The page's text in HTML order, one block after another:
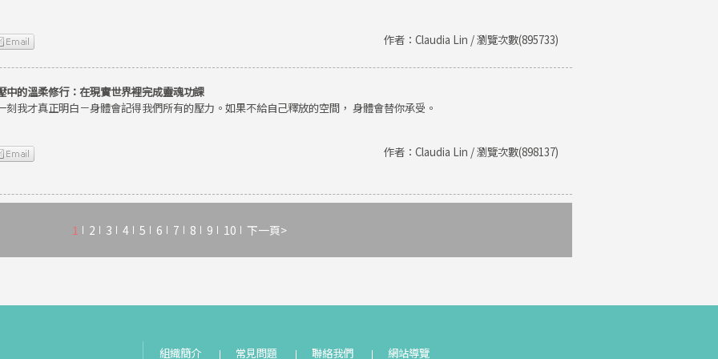
作者：Claudia Lin / 瀏覽次數(895733)
中的溫柔修行：在現實世界裡完成靈魂功課
刻我才真正明白－身體會記得我們所有的壓力。如果不給自己釋放的空間， 身體會替你承受。
作者：Claudia Lin / 瀏覽次數(898137)
1 2 3 4 5 6 7 8 9 10 下一頁>
組織簡介 常見問題 聯絡我們 網站導覽